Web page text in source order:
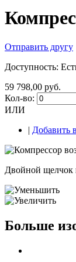
Отправить другу
Доступность:
59 798,00 руб.
Кол-во:
ИЛИ
| Добавить
Двойной щелчок
Больше